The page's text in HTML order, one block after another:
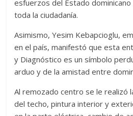
esfuerzos del Estado
toda la ciudadanía.
Asimismo, Yesim Kebapcioglu,
en el país, manifestó que esta
y Diagnóstico es un símbolo
arduo y de la amistad entre
Al remozado centro se le realizó
del techo, pintura interior y